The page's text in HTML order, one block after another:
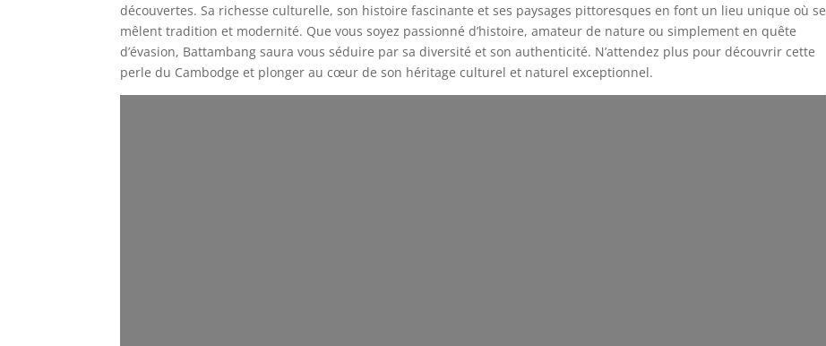
découvertes. Sa richesse culturelle, son histoire fascinante et ses paysages pittoresques en font un lieu unique où se
mêlent tradition et modernité. Que vous soyez passionné d’histoire, amateur de nature ou simplement en quête
d’évasion, Battambang saura vous séduire par sa diversité et son authenticité. N’attendez plus pour découvrir cette
perle du Cambodge et plonger au cœur de son héritage culturel et naturel exceptionnel.